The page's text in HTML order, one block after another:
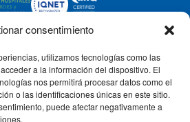
consentimiento
utilizamos tecnologías como las
a la información del dispositivo. El
nos permitirá procesar datos como el
o las identificaciones únicas en este sitio.
puede afectar negativamente a